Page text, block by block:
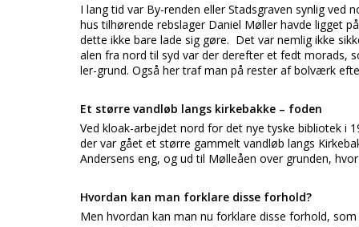
I lang tid var By-renden eller Stadsgraven synlig ved
hus tilhørende rebslager Daniel Møller havde ligget
dette ikke bare lade sig gøre. Det var nemlig ikke
alen fra nord til syd var der derefter et fedt morads,
ler-grund. Også her traf man på rester af bolværk
Et større vandløb langs kirkebakke – foden
Ved kloak-arbejdet nord for det nye tyske bibliotek i
der var gået et større gammelt vandløb langs
Andersens eng, og ud til Mølleåen over grunden,
Hvordan kan man forklare disse forhold?
Men hvordan kan man nu forklare disse forhold,